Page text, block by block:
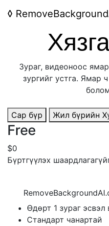
◊
Зураг, видеоноос
зургийг устга. Ямар
Сар бүр Жил бүрийн
Free
$0
Бүртгүүлэх
Өдөрт 1 зураг эсвэл
Стандарт чанартай